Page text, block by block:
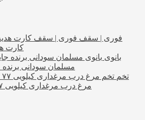
فوری | سقف
کارت
بانوی
مسلمان سودانی برنده
تخم
مرغ درب مرغداری کیلویی ۷۷ هزار تومان شد